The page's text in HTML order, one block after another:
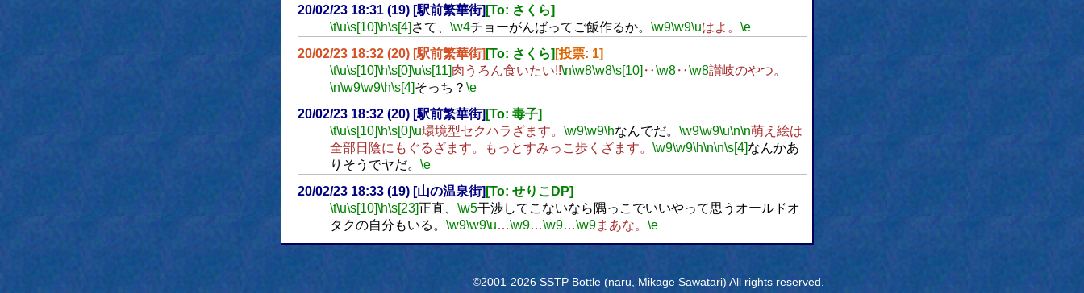
20/02/23 18:31 (19) [駅前繁華街] [To: さくら]
\t\u\s[10]\h\s[4] さて、 \w4チョーがんばってご飯作るか。 \w9\w9\uはよ。 \e
20/02/23 18:32 (20) [駅前繁華街] [To: さくら] [投票: 1]
\t\u\s[10]\h\s[0]\u\s[11]肉うろん食いたい!!\n\w8\w8\s[10] ‥\w8‥\w8讃岐のやつ。
\n\w9\w9\h\s[4]そっち？ \e
20/02/23 18:32 (20) [駅前繁華街] [To: 毒子]
\t\u\s[10]\h\s[0]\u環境型セクハラざます。 \w9\w9\hなんでだ。 \w9\w9\u\n\n萌え絵は
全部日陰にもぐるざます。もっとすみっこ歩くざます。 \w9\w9\h\n\n\s[4]なんかあ
りそうでヤだ。 \e
20/02/23 18:33 (19) [山の温泉街] [To: せりこDP]
\t\u\s[10]\h\s[23]正直、 \w5干渉してこないなら隅っこでいいやって思うオールドオ
タクの自分もいる。 \w9\w9\u…\w9…\w9…\w9まあな。 \e
©2001-2026 SSTP Bottle (naru, Mikage Sawatari) All rights reserved.